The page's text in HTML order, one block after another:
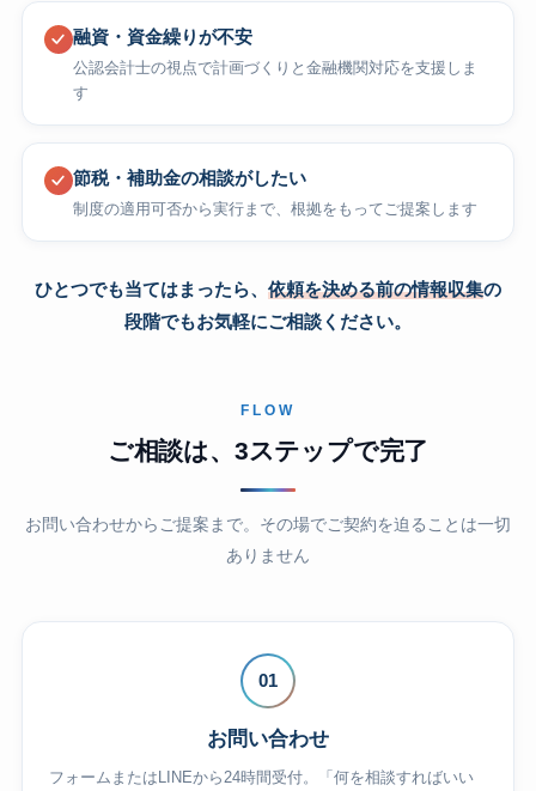
融資・資金繰りが不安
公認会計士の視点で計画づくりと金融機関対応を支援しま
す
節税・補助金の相談がしたい
制度の適用可否から実行まで、根拠をもってご提案します
ひとつでも当てはまったら、 依頼を決める前の情報収集の
段階でもお気軽にご相談ください。
FLOW
ご相談は、3ステップで完了
お問い合わせからご提案まで。その場でご契約を迫ることは一切
ありません
01
お問い合わせ
フォームまたはLINEから24時間受付。「何を相談すればいい